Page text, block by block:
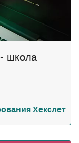
школа
Хекслет